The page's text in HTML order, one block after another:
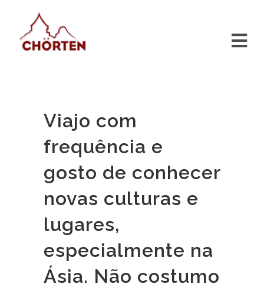
Viajo com
frequência e
gosto de conhecer
novas culturas e
lugares,
especialmente na
Ásia. Não costumo